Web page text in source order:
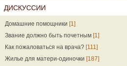
ДИСКУССИИ
Домашние помощники [1]
Звание должно быть почетным [1]
Как пожаловаться на врача? [111]
Жилье для матери-одиночки [187]